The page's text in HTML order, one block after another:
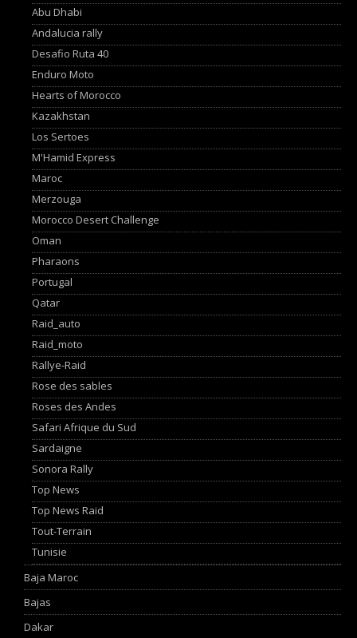
Abu Dhabi
Andalucia rally
Desafio Ruta 40
Enduro Moto
Hearts of Morocco
Kazakhstan
Los Sertoes
M'Hamid Express
Maroc
Merzouga
Morocco Desert Challenge
Oman
Pharaons
Portugal
Qatar
Raid_auto
Raid_moto
Rallye-Raid
Rose des sables
Roses des Andes
Safari Afrique du Sud
Sardaigne
Sonora Rally
Top News
Top News Raid
Tout-Terrain
Tunisie
Baja Maroc
Bajas
Dakar